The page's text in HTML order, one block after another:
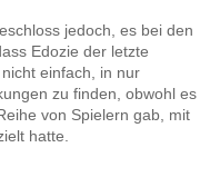
jedoch, es bei den
Edozie der letzte
einfach, in nur
zu finden, obwohl es
von Spielern gab, mit
hatte.